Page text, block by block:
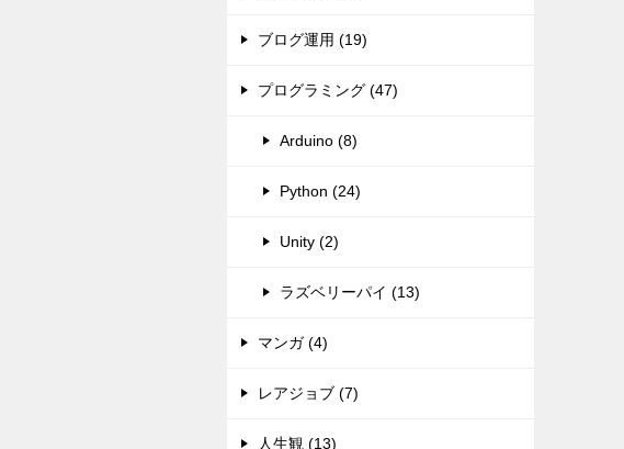
ブログ運用 (19)
プログラミング (47)
Arduino (8)
Python (24)
Unity (2)
ラズベリーパイ (13)
マンガ (4)
レアジョブ (7)
人生観 (13)